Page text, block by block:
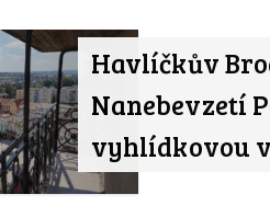
Havlíčkův
Nanebevzetí
vyhlídkovou